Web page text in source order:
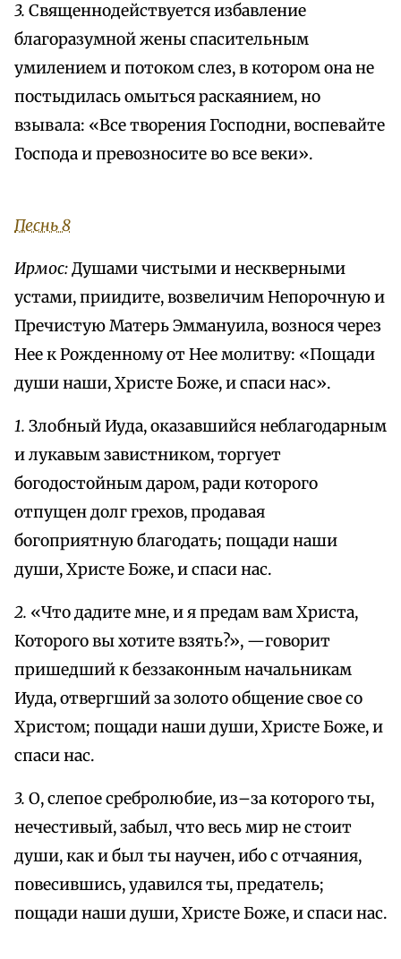
3. Священнодействуется избавление
благоразумной жены спасительным
умилением и потоком слез, в котором она не
постыдилась омыться раскаянием, но
взывала: «Все творения Господни, воспевайте
Господа и превозносите во все веки».
Песнь 8
Ирмос:Душами чистыми и нескверными
устами, приидите, возвеличим Непорочную и
Пречистую Матерь Эммануила, вознося через
Нее к Рожденному от Нее молитву: «Пощади
души наши, Христе Боже, и спаси нас».
1. Злобный Иуда, оказавшийся неблагодарным
и лукавым завистником, торгует
богодостойным даром, ради которого
отпущен долг грехов, продавая
богоприятную благодать; пощади наши
души, Христе Боже, и спаси нас.
2. «Что дадите мне, и я предам вам Христа,
Которого вы хотите взять?», —говорит
пришедший к беззаконным начальникам
Иуда, отвергший за золото общение свое со
Христом; пощади наши души, Христе Боже, и
спаси нас.
3. О, слепое сребролюбие, из–за которого ты,
нечестивый, забыл, что весь мир не стоит
души, как и был ты научен, ибо с отчаяния,
повесившись, удавился ты, предатель;
пощади наши души, Христе Боже, и спаси нас.